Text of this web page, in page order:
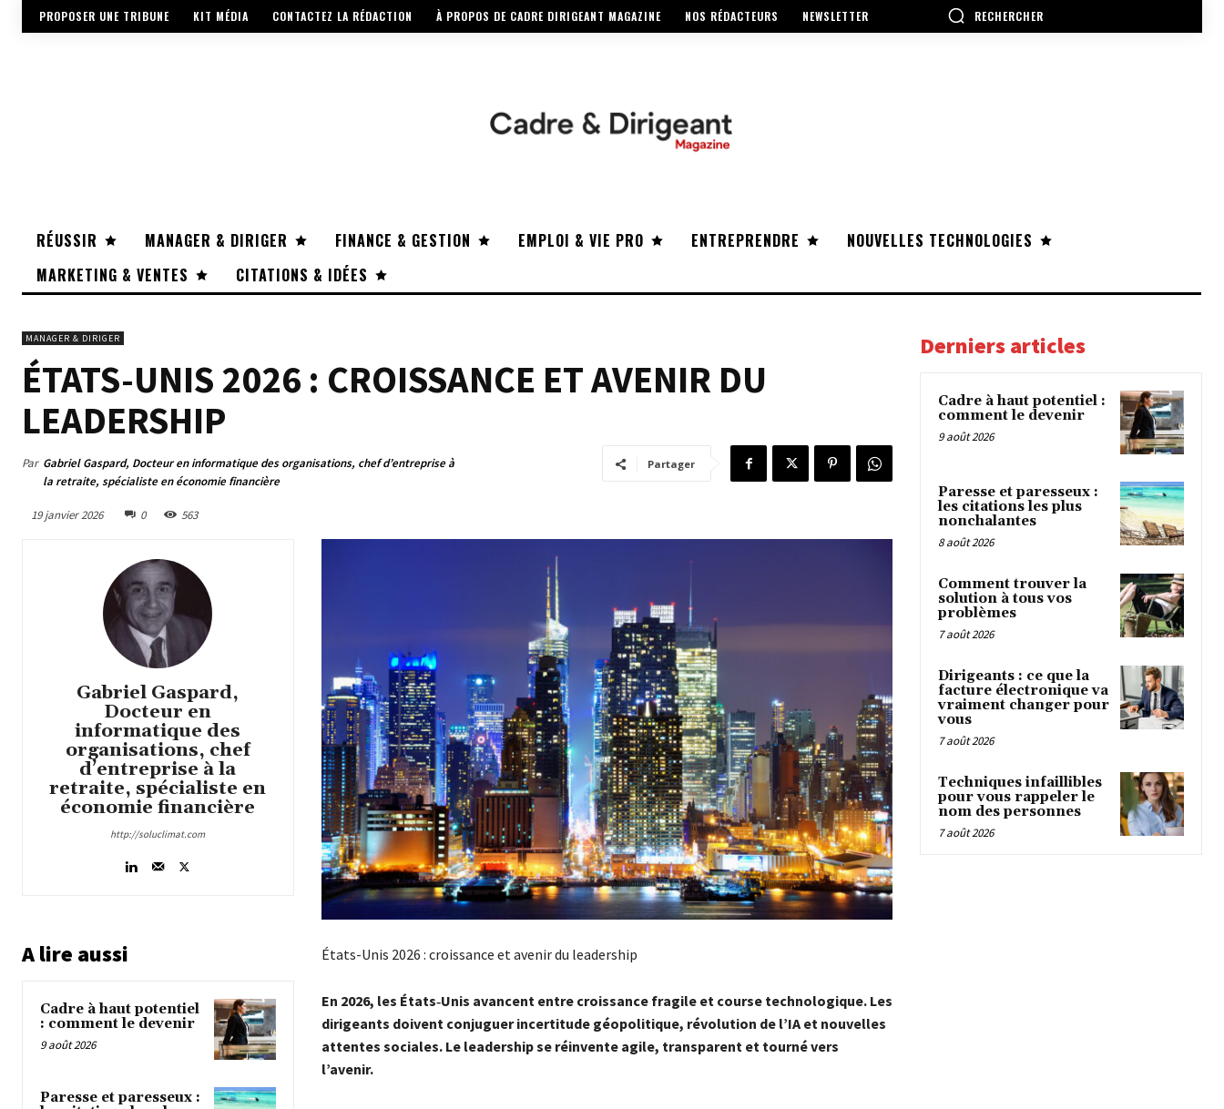
PROPOSER UNE TRIBUNE KIT MÉDIA CONTACTEZ LA RÉDACTION À PROPOS DE CADRE DIRIGEANT MAGAZINE NOS RÉDACTEURS NEWSLETTER RECHERCHER
RÉUSSIR MANAGER & DIRIGER FINANCE & GESTION EMPLOI & VIE PRO ENTREPRENDRE
NOUVELLES TECHNOLOGIES
MARKETING & VENTES
CITATIONS & IDÉES
MANAGER & DIRIGER
ÉTATS-UNIS 2026 : CROISSANCE ET AVENIR DU
LEADERSHIP
Par Gabriel Gaspard, Docteur en informatique des organisations, chef d’entreprise à
la retraite, spécialiste en économie financière
19 janvier 2026 0 563
Partager
Gabriel Gaspard,
Docteur en
informatique des
organisations, chef
d’entreprise à la
retraite, spécialiste en
économie financière
http://soluclimat.com
A lire aussi
Cadre à haut potentiel
: comment le devenir
9 août 2026
Paresse et paresseux :
États-Unis 2026 : croissance et avenir du leadership
En 2026, les États‑Unis avancent entre croissance fragile et course technologique. Les
dirigeants doivent conjuguer incertitude géopolitique, révolution de l’IA et nouvelles
attentes sociales. Le leadership se réinvente agile, transparent et tourné vers
l’avenir.
Derniers articles
Cadre à haut potentiel :
comment le devenir
9 août 2026
Paresse et paresseux :
les citations les plus
nonchalantes
8 août 2026
Comment trouver la
solution à tous vos
problèmes
7 août 2026
Dirigeants : ce que la
facture électronique va
vraiment changer pour
vous
7 août 2026
Techniques infaillibles
pour vous rappeler le
nom des personnes
7 août 2026